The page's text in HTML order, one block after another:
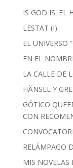
IS GOD IS: EL
LESTAT (I)
EL UNIVERSO
EN EL
LA CALLE DE
HÄNSEL Y
GÓTICO
CON
RELÁMPAGO
MIS NOVELAS